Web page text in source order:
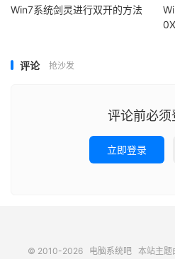
Win7系统剑灵进行双开的方法
评论 抢沙发
评论前必须
立即登录
© 2010-2026 电脑系统吧本站主题